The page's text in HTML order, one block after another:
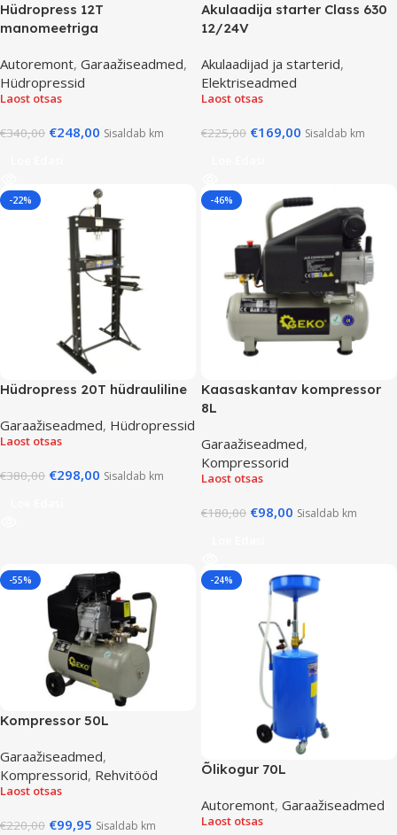
Hüdropress 12T
manomeetriga
Autoremont, Garaažiseadmed,
Hüdropressid
Laost otsas
€340,00 €248,00 Sisaldab km
Akulaadija starter Class 630
12/24V
Akulaadijad ja starterid,
Elektriseadmed
Laost otsas
€225,00 €169,00 Sisaldab km
-22%
Hüdropress 20T hüdrauliline
Garaažiseadmed, Hüdropressid
Laost otsas
€380,00 €298,00 Sisaldab km
-46%
Kaasaskantav kompressor
8L
Garaažiseadmed,
Kompressorid
Laost otsas
€180,00 €98,00 Sisaldab km
-55%
Kompressor 50L
Garaažiseadmed,
Kompressorid, Rehvitööd
Laost otsas
€220,00 €99,95 Sisaldab km
-24%
Õlikogur 70L
Autoremont, Garaažiseadmed
Laost otsas